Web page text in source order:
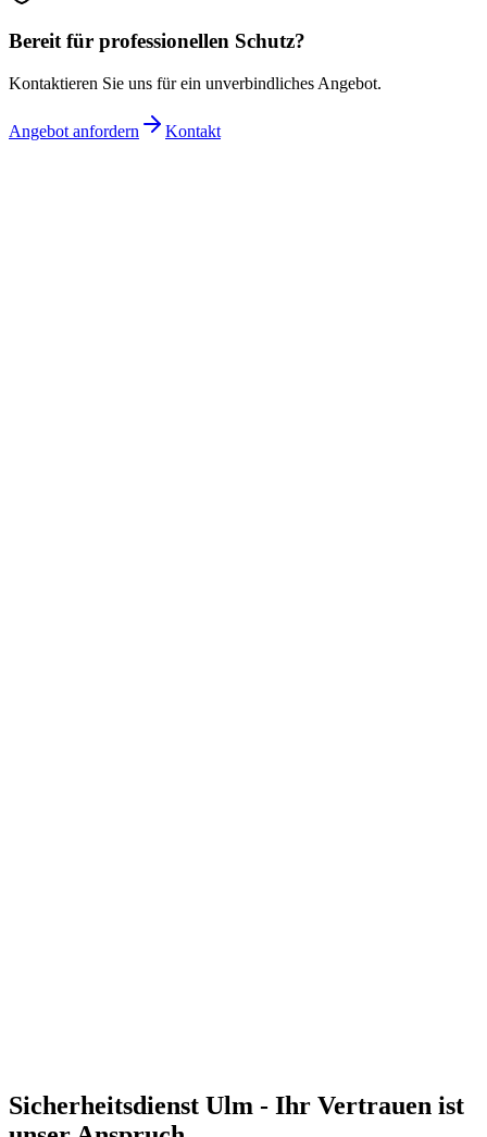
Bereit für professionellen Schutz?
Kontaktieren Sie uns für ein unverbindliches Angebot.
Angebot anfordern Kontakt
Sicherheitsdienst Ulm - Ihr Vertrauen ist